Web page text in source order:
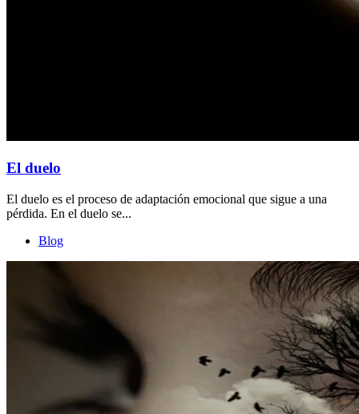
El duelo
El duelo es el proceso de adaptación emocional que sigue a una
pérdida. En el duelo se...
Blog